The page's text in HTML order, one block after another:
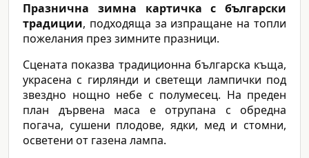
Празнична зимна картичка с български
традиции, подходяща за изпращане на топли
пожелания през зимните празници.
Сцената показва традиционна българска къща,
украсена с гирлянди и светещи лампички под
звездно нощно небе с полумесец. На преден
план дървена маса е отрупана с обредна
погача, сушени плодове, ядки, мед и стомни,
осветени от газена лампа.